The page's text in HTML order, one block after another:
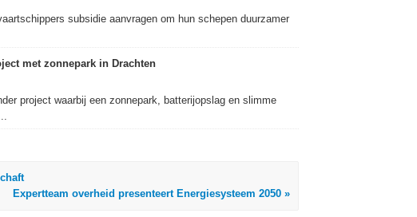
subsidie aanvragen om hun schepen duurzamer
met zonnepark in Drachten
project waarbij een zonnepark, batterijopslag en slimme
Expertteam overheid presenteert Energiesysteem 2050 »